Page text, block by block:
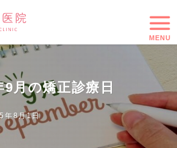
MENU
9月の矯正診療日
年8月1日